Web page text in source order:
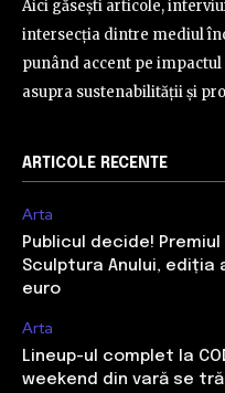
Aici găsești articole,
intersecția dintre mediul
punând accent pe
asupra sustenabilității și
ARTICOLE RECENTE
Arta
Publicul decide!
Sculptura Anului, ediția
euro
Arta
Lineup-ul complet la
weekend din vară se